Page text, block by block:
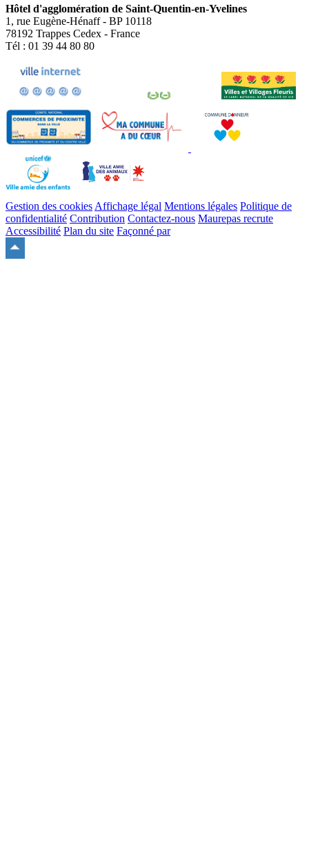
Hôtel d'agglomération de Saint-Quentin-en-Yvelines
1, rue Eugène-Hénaff - BP 10118
78192 Trappes Cedex - France
Tél : 01 39 44 80 80
Gestion des cookies Affichage légal Mentions légales Politique de
confidentialité Contribution Contactez-nous Maurepas recrute
Accessibilité Plan du site Façonné par